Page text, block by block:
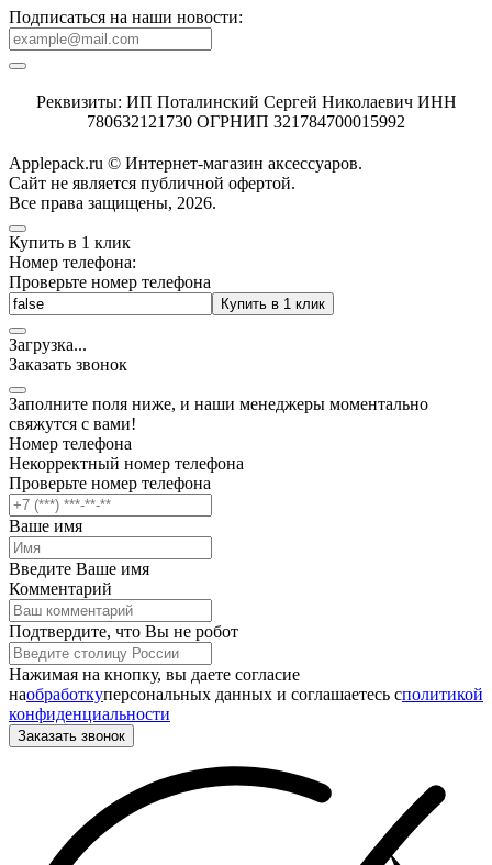
Подписаться на наши новости:
Реквизиты: ИП Поталинский Сергей Николаевич ИНН
780632121730 ОГРНИП 321784700015992
Applepack.ru © Интернет-магазин аксессуаров.
Cайт не является публичной офертой.
Все права защищены, 2026.
Купить в 1 клик
Номер телефона:
Проверьте номер телефона
Купить в 1 клик
Загрузка...
Заказать звонок
Заполните поля ниже, и наши менеджеры моментально
свяжутся с вами!
Номер телефона
Некорректный номер телефона
Проверьте номер телефона
Ваше имя
Введите Ваше имя
Комментарий
Подтвердите, что Вы не робот
Нажимая на кнопку, вы даете согласие
наобработкуперсональных данных и соглашаетесь cполитикой
конфиденциальности
Заказать звонок